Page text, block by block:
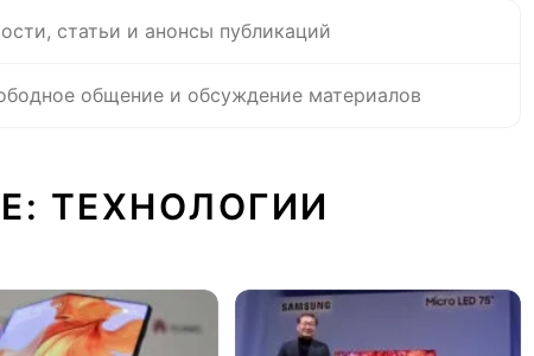
статьи и анонсы публикаций
общение и обсуждение материалов
ТЕХНОЛОГИИ